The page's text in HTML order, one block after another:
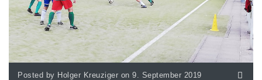
Posted by Holger Kreuziger on 9. September 2019